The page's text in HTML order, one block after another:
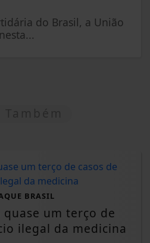
do Brasil, a União
BRASIL
quase um terço de
ilegal da medicina